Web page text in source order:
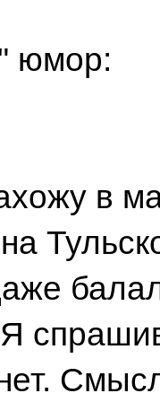
юмор:
в
Я